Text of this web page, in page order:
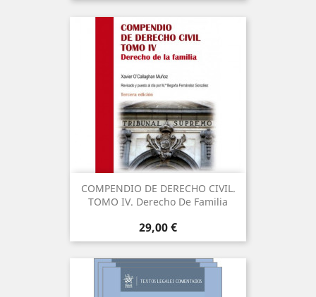
COMPENDIO DE DERECHO CIVIL.
TOMO IV. Derecho De Familia
Precio
29,00 €